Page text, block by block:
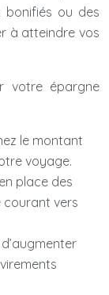
bonifiés ou des
à atteindre vos
votre épargne
le montant
voyage.
place des
courant vers